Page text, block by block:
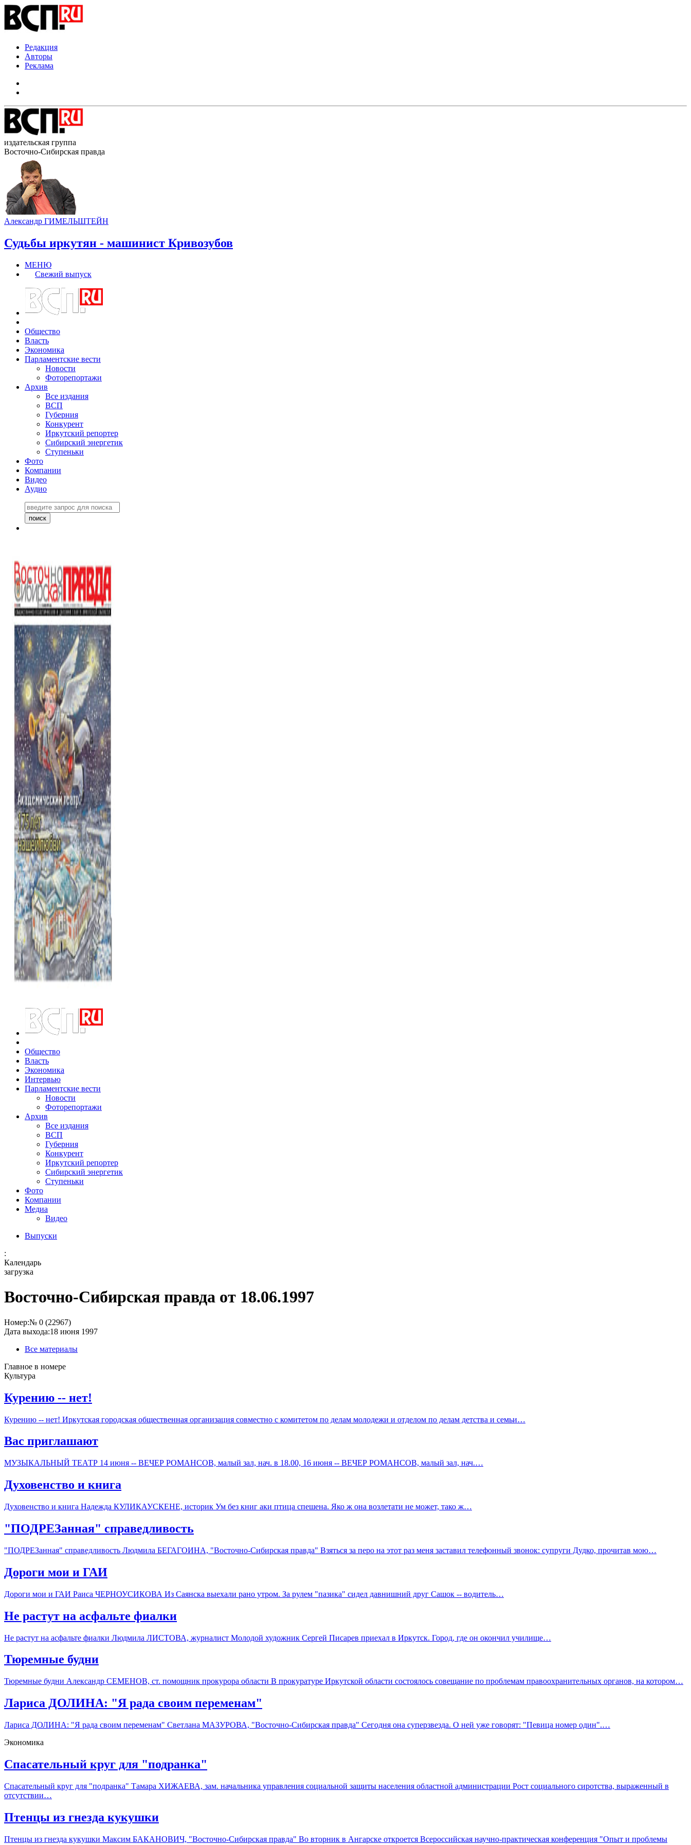
Редакция
Авторы
Реклама
издательская группа
Восточно-Сибирская правда
Александр ГИМЕЛЬШТЕЙН
Судьбы иркутян - машинист Кривозубов
МЕНЮ
Свежий выпуск
Общество
Власть
Экономика
Парламентские вести
Новости
Фоторепортажи
Архив
Все издания
ВСП
Губерния
Конкурент
Иркутский репортер
Сибирский энергетик
Ступеньки
Фото
Компании
Видео
Аудио
Общество
Власть
Экономика
Интервью
Парламентские вести
Новости
Фоторепортажи
Архив
Все издания
ВСП
Губерния
Конкурент
Иркутский репортер
Сибирский энергетик
Ступеньки
Фото
Компании
Медиа
Видео
Выпуски
:
Календарь
загрузка
Восточно-Сибирская правда от 18.06.1997
Номер:№ 0 (22967)
Дата выхода:18 июня 1997
Все материалы
Главное в номере
Культура
Курению -- нет!
Курению -- нет! Иркутская городская общественная организация совместно с комитетом по делам молодежи и отделом по делам детства и семьи…
Вас приглашают
МУЗЫКАЛЬНЫЙ ТЕАТР 14 июня -- ВЕЧЕР РОМАНСОВ, малый зал, нач. в 18.00, 16 июня -- ВЕЧЕР РОМАНСОВ, малый зал, нач.…
Духовенство и книга
Духовенство и книга Надежда КУЛИКАУСКЕНЕ, историк Ум без книг аки птица спешена. Яко ж она возлетати не может, тако ж…
"ПОДРЕЗанная" справедливость
"ПОДРЕЗанная" справедливость Людмила БЕГАГОИНА, "Восточно-Сибирская правда" Взяться за перо на этот раз меня заставил телефонный звонок: супруги Дудко, прочитав мою…
Дороги мои и ГАИ
Дороги мои и ГАИ Раиса ЧЕРНОУСИКОВА Из Саянска выехали рано утром. За рулем "пазика" сидел давнишний друг Сашок -- водитель…
Не растут на асфальте фиалки
Не растут на асфальте фиалки Людмила ЛИСТОВА, журналист Молодой художник Сергей Писарев приехал в Иркутск. Город, где он окончил училище…
Тюремные будни
Тюремные будни Александр СЕМЕНОВ, ст. помощник прокурора области В прокуратуре Иркутской области состоялось совещание по проблемам правоохранительных органов, на котором…
Лариса ДОЛИНА: "Я рада своим переменам"
Лариса ДОЛИНА: "Я рада своим переменам" Светлана МАЗУРОВА, "Восточно-Сибирская правда" Сегодня она суперзвезда. О ней уже говорят: "Певица номер один".…
Экономика
Спасательный круг для "подранка"
Спасательный круг для "подранка" Тамара ХИЖАЕВА, зам. начальника управления социальной защиты населения областной администрации Рост социального сиротства, выраженный в
отсутствии…
Птенцы из гнезда кукушки
Птенцы из гнезда кукушки Максим БАКАНОВИЧ, "Восточно-Сибирская правда" Во вторник в Ангарске откроется Всероссийская научно-практическая конференция "Опыт и проблемы